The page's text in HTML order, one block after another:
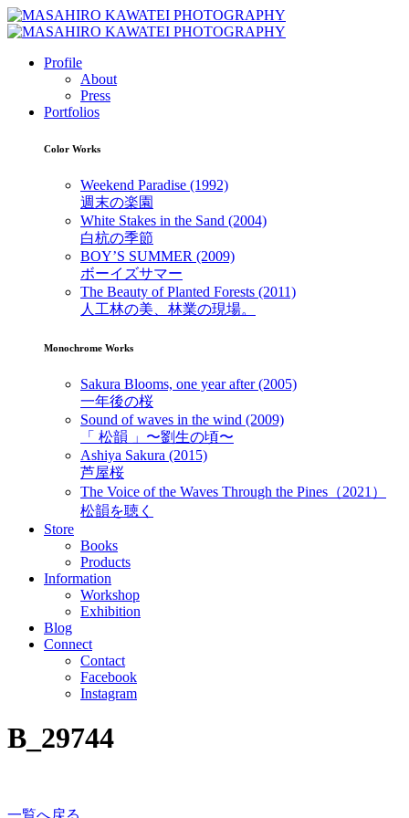
Profile
About
Press
Portfolios
Color Works
Weekend Paradise (1992)
週末の楽園
White Stakes in the Sand (2004)
白杭の季節
BOY’S SUMMER (2009)
ボーイズサマー
The Beauty of Planted Forests (2011)
人工林の美、林業の現場。
Monochrome Works
Sakura Blooms, one year after (2005)
一年後の桜
Sound of waves in the wind (2009)
「 松韻 」〜劉生の頃〜
Ashiya Sakura (2015)
芦屋桜
The Voice of the Waves Through the Pines（2021）
松韻を聴く
Store
Books
Products
Information
Workshop
Exhibition
Blog
Connect
Contact
Facebook
Instagram
B_29744
一覧へ戻る